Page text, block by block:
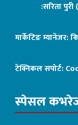
:सरिता पुरी
मार्केटिङ म्यानेजर:
टेक्निकल सपोर्ट:
स्पेसल